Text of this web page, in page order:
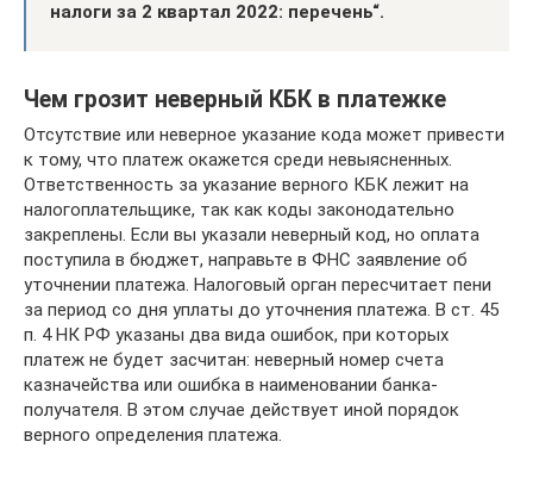
налоги за 2 квартал 2022: перечень“.
Чем грозит неверный КБК в платежке
Отсутствие или неверное указание кода может привести
к тому, что платеж окажется среди невыясненных.
Ответственность за указание верного КБК лежит на
налогоплательщике, так как коды законодательно
закреплены. Если вы указали неверный код, но оплата
поступила в бюджет, направьте в ФНС заявление об
уточнении платежа. Налоговый орган пересчитает пени
за период со дня уплаты до уточнения платежа. В ст. 45
п. 4 НК РФ указаны два вида ошибок, при которых
платеж не будет засчитан: неверный номер счета
казначейства или ошибка в наименовании банка-
получателя. В этом случае действует иной порядок
верного определения платежа.